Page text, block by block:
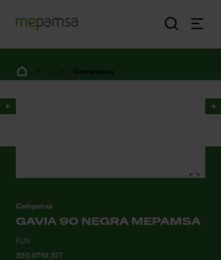
... Campanas
Campanas
GAVIA 90 NEGRA MEPAMSA
FUN
320.0710.377